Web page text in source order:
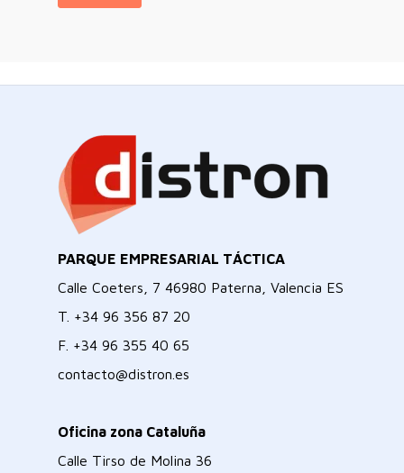
PARQUE EMPRESARIAL TÁCTICA
Calle Coeters, 7 46980 Paterna, Valencia ES
T. +34 96 356 87 20
F. +34 96 355 40 65
contacto@distron.es
Oficina zona Cataluña
Calle Tirso de Molina 36